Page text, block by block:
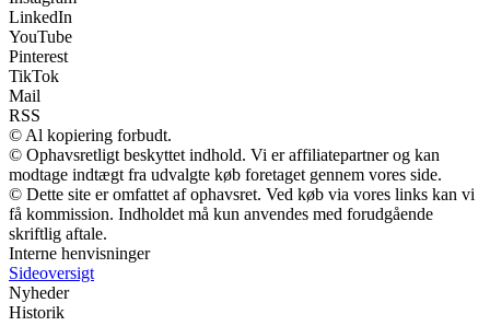
LinkedIn
YouTube
Pinterest
TikTok
Mail
RSS
© Al kopiering forbudt.
© Ophavsretligt beskyttet indhold. Vi er affiliatepartner og kan
modtage indtægt fra udvalgte køb foretaget gennem vores side.
© Dette site er omfattet af ophavsret. Ved køb via vores links kan vi
få kommission. Indholdet må kun anvendes med forudgående
skriftlig aftale.
Interne henvisninger
Sideoversigt
Nyheder
Historik